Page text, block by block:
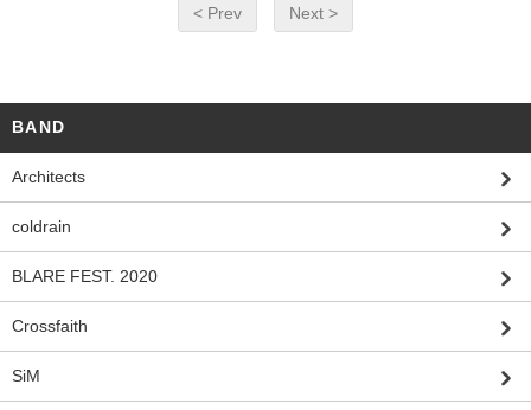
< Prev Next >
BAND
Architects
coldrain
BLARE FEST. 2020
Crossfaith
SiM